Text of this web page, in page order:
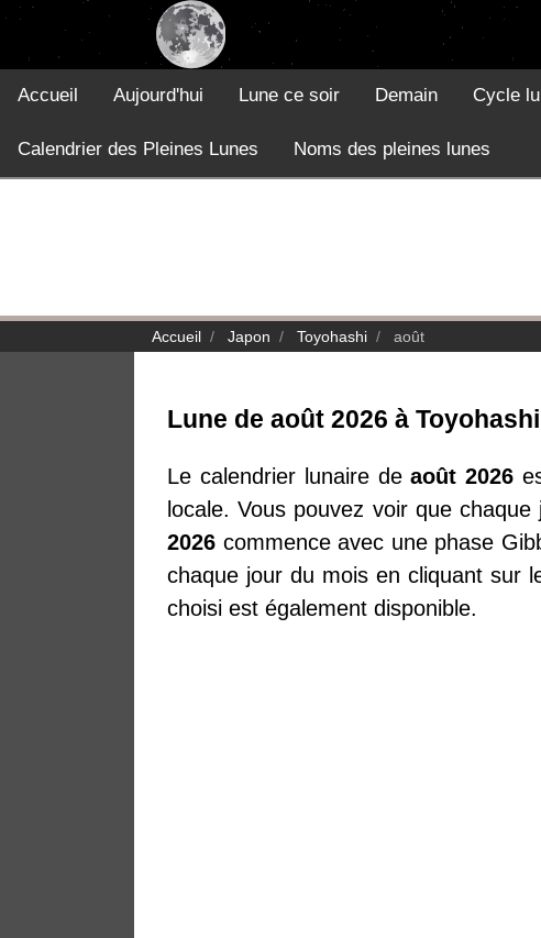
Accueil Aujourd'hui Lune ce soir Demain Cycle
Calendrier des Pleines Lunes Noms des pleines lunes
Accueil Japon Toyohashi août
Lune de août 2026 à
Le calendrier lunaire deaoût 2026
locale. Vous pouvez voir que chaque
2026 commence avec une phase
chaque jour du mois en cliquant sur
choisi est également disponible.